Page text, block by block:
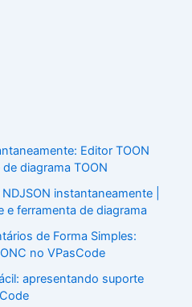
Editor TOON
diagrama TOON
instantaneamente |
e ferramenta de diagrama
de Forma Simples:
no VPasCode
apresentando suporte